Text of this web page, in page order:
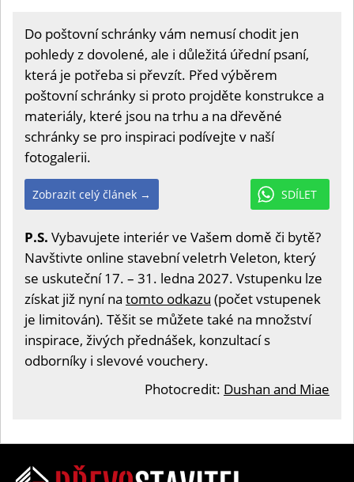
Do poštovní schránky vám nemusí chodit jen
pohledy z dovolené, ale i důležitá úřední psaní,
která je potřeba si převzít. Před výběrem
poštovní schránky si proto projděte konstrukce a
materiály, které jsou na trhu a na dřevěné
schránky se pro inspiraci podívejte v naší
fotogalerii.
SDÍLET
Zobrazit celý článek →
P.S. Vybavujete interiér ve Vašem domě či bytě?
Navštivte online stavební veletrh Veleton, který
se uskuteční 17. – 31. ledna 2027. Vstupenku lze
získat již nyní na tomto odkazu (počet vstupenek
je limitován). Těšit se můžete také na množství
inspirace, živých přednášek, konzultací s
odborníky i slevové vouchery.
Photocredit: Dushan and Miae